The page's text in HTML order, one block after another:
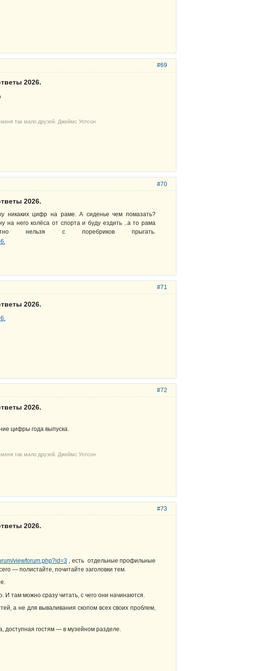
#69
2026.
так мало друзей. Джеймс Уотсон
#70
2026.
никаких цифр на раме. А сиденье чем помазать?
на него колёса от спорта и буду ездить ..а то рама
нельзя с поребриков прыгать.
#71
2026.
#72
2026.
цифры года выпуска.
так мало друзей. Джеймс Уотсон
#73
2026.
viewforum.php?id=3, есть отдельные профильные
— полистайте, почитайте заголовки тем.
там можно сразу читать, с чего они начинаются.
а не для вываливания скопом всех своих проблем,
доступная гостям — в музейном разделе.